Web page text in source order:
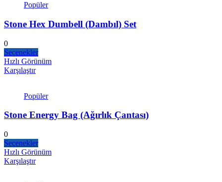
Popüler
Stone Hex Dumbell (Dambıl) Set
0
Seçenekler
Hızlı Görünüm
Karşılaştır
Popüler
Stone Energy Bag (Ağırlık Çantası)
0
Seçenekler
Hızlı Görünüm
Karşılaştır